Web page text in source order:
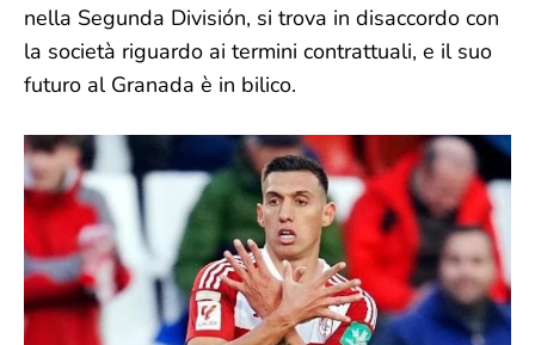
nella Segunda División, si trova in disaccordo con
la società riguardo ai termini contrattuali, e il suo
futuro al Granada è in bilico.